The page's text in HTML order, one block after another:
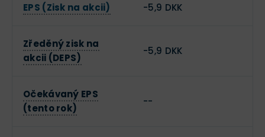
EPS (Zisk na akcii) -5,9 DKK
Zředěný zisk na
akcii (DEPS)
-5,9 DKK
Očekávaný EPS
(tento rok)
--